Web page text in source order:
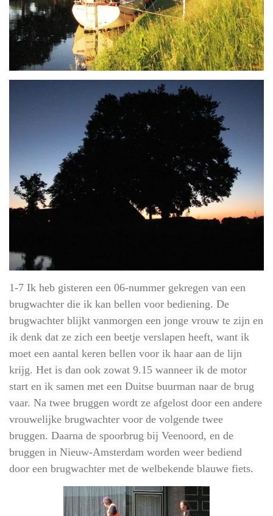
1-7 Ik heb gisteren een 06-nummer gekregen van een
brugwachter die ik kan bellen voor bediening. De
brugwachter blijkt vanmorgen een jonge vrouw te zijn en
ik denk dat ze zich een beetje verslapen heeft, want ik
moet een aantal keren bellen voor ik haar aan de lijn
krijg. Het is dan ook zowat 9.15 wanneer ik de motor
start en ik samen met een Duitse buurman naar de brug
vaar. Na twee bruggen wordt ze afgelost door een andere
vrouwelijke brugwachter voor de volgende twee
bruggen. Daarna de spoorbrug bij Veenoord, en de
bruggen in Nieuw-Amsterdam worden weer bediend
door een brugwachter met de welbekende blauwe fiets.